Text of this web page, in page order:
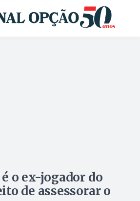
o ex-jogador do
de assessorar o